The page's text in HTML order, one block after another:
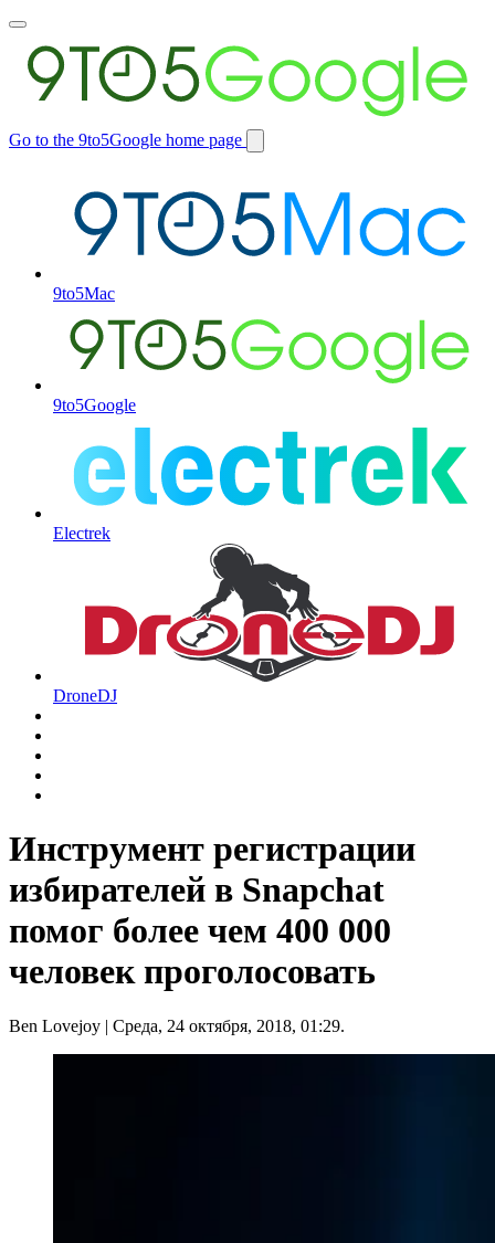
Toggle
main
menu
Go to the 9to5Google home page
Switch
9to5Mac
9to5Google
Electrek
DroneDJ
Инструмент регистрации
избирателей в Snapchat
помог более чем 400 000
человек проголосовать
Ben Lovejoy | Среда, 24 октября, 2018, 01:29.